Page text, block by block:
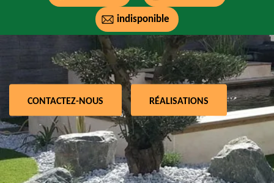
indisponible
CONTACTEZ-NOUS RÉALISATIONS